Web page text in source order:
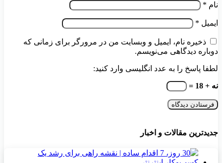
نام *
ایمیل *
ذخیره نام، ایمیل و وبسایت من در مرورگر برای زمانی که
دوباره دیدگاهی می‌نویسم.
لطفا پاسخ را به عدد انگلیسی وارد کنید:
نه + 18 =
جدیدترین مقالات و اخبار